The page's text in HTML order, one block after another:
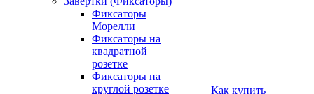
Фиксаторы
Морелли
Фиксаторы на
квадратной
розетке
Фиксаторы на
круглой розетке
Как купить